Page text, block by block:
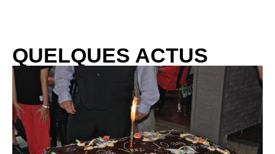
QUELQUES ACTUS